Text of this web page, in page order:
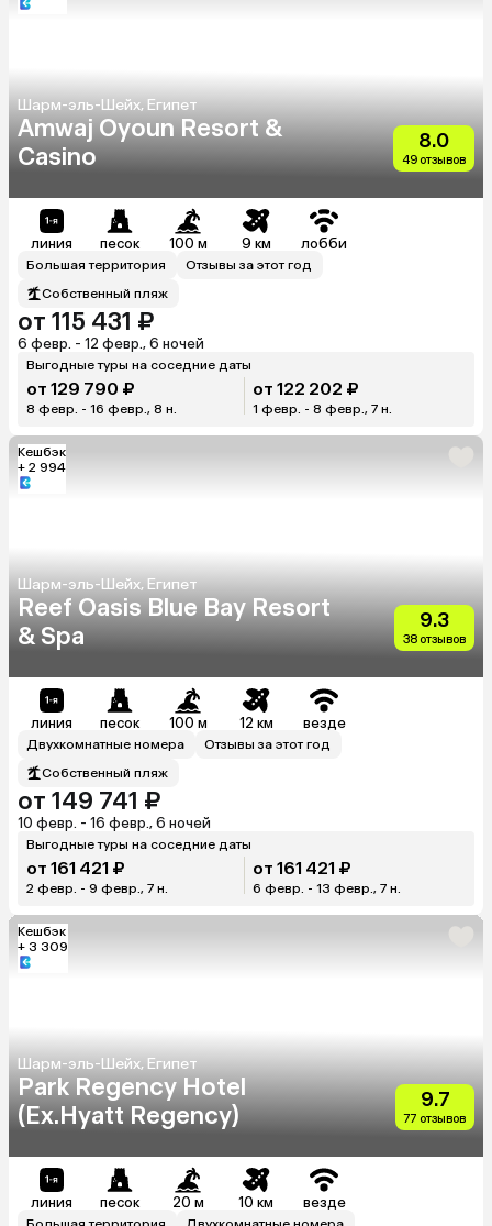
Шарм-эль-Шейх, Египет
Amwaj Oyoun Resort &
Casino
8.0
49 отзывов
линия песок 100 м 9 км лобби
Большая территория
Отзывы за этот год
Собственный пляж
от 115 431 ₽
6 февр. - 12 февр., 6 ночей
Выгодные туры на соседние даты
от 129 790 ₽
8 февр. - 16 февр., 8 н.
от 122 202 ₽
1 февр. - 8 февр., 7 н.
Кешбэк
+ 2 994
Шарм-эль-Шейх, Египет
Reef Oasis Blue Bay Resort
& Spa
9.3
38 отзывов
линия песок 100 м 12 км везде
Двухкомнатные номера
Отзывы за этот год
Собственный пляж
от 149 741 ₽
10 февр. - 16 февр., 6 ночей
Выгодные туры на соседние даты
от 161 421 ₽
2 февр. - 9 февр., 7 н.
от 161 421 ₽
6 февр. - 13 февр., 7 н.
Кешбэк
+ 3 309
Шарм-эль-Шейх, Египет
Park Regency Hotel
(Ex.Hyatt Regency)
9.7
77 отзывов
линия песок 20 м 10 км везде